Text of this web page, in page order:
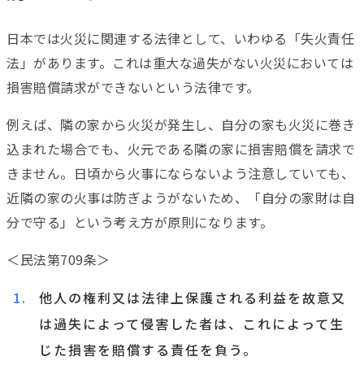
日本では火災に関連する法律として、いわゆる「失火責任
法」があります。これは重大な過失がない火災においては
損害賠償請求ができないという法律です。
例えば、隣の家から火災が発生し、自分の家も火災に巻き
込まれた場合でも、火元である隣の家に損害賠償を請求で
きません。日頃から火事にならないよう注意していても、
近隣の家の火事は防ぎようがないため、「自分の家財は自
分で守る」という考え方が原則になります。
＜民法第709条＞
他人の権利又は法律上保護される利益を故意又
は過失によって侵害した者は、これによって生
じた損害を賠償する責任を負う。